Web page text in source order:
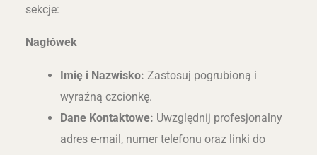
sekcje:
Nagłówek
Imię i Nazwisko: Zastosuj pogrubioną i
wyraźną czcionkę.
Dane Kontaktowe: Uwzględnij profesjonalny
adres e-mail, numer telefonu oraz linki do